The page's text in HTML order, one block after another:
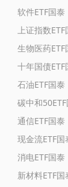
软件ETF国泰
上证指数ETF
生物医药ETF
十年国债ETF
石油ETF国泰
碳中和
通信ETF国泰
现金流ETF国
消电ETF国泰
新材料ETF国